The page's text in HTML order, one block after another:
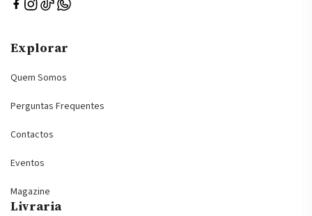
Explorar
Quem Somos
Perguntas Frequentes
Contactos
Eventos
Magazine
Livraria